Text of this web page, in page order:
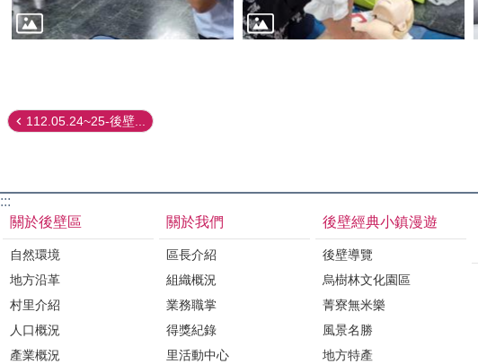
112.05.24~25-後壁...
:::
關於後壁區
自然環境
地方沿革
村里介紹
人口概況
產業概況
關於我們
區長介紹
組織概況
業務職掌
得獎紀錄
里活動中心
後壁經典小鎮漫遊
後壁導覽
烏樹林文化園區
菁寮無米樂
風景名勝
地方特產